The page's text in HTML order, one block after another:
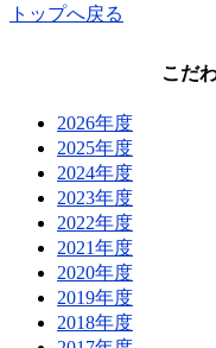
トップへ戻る
こだ
2026年度
2025年度
2024年度
2023年度
2022年度
2021年度
2020年度
2019年度
2018年度